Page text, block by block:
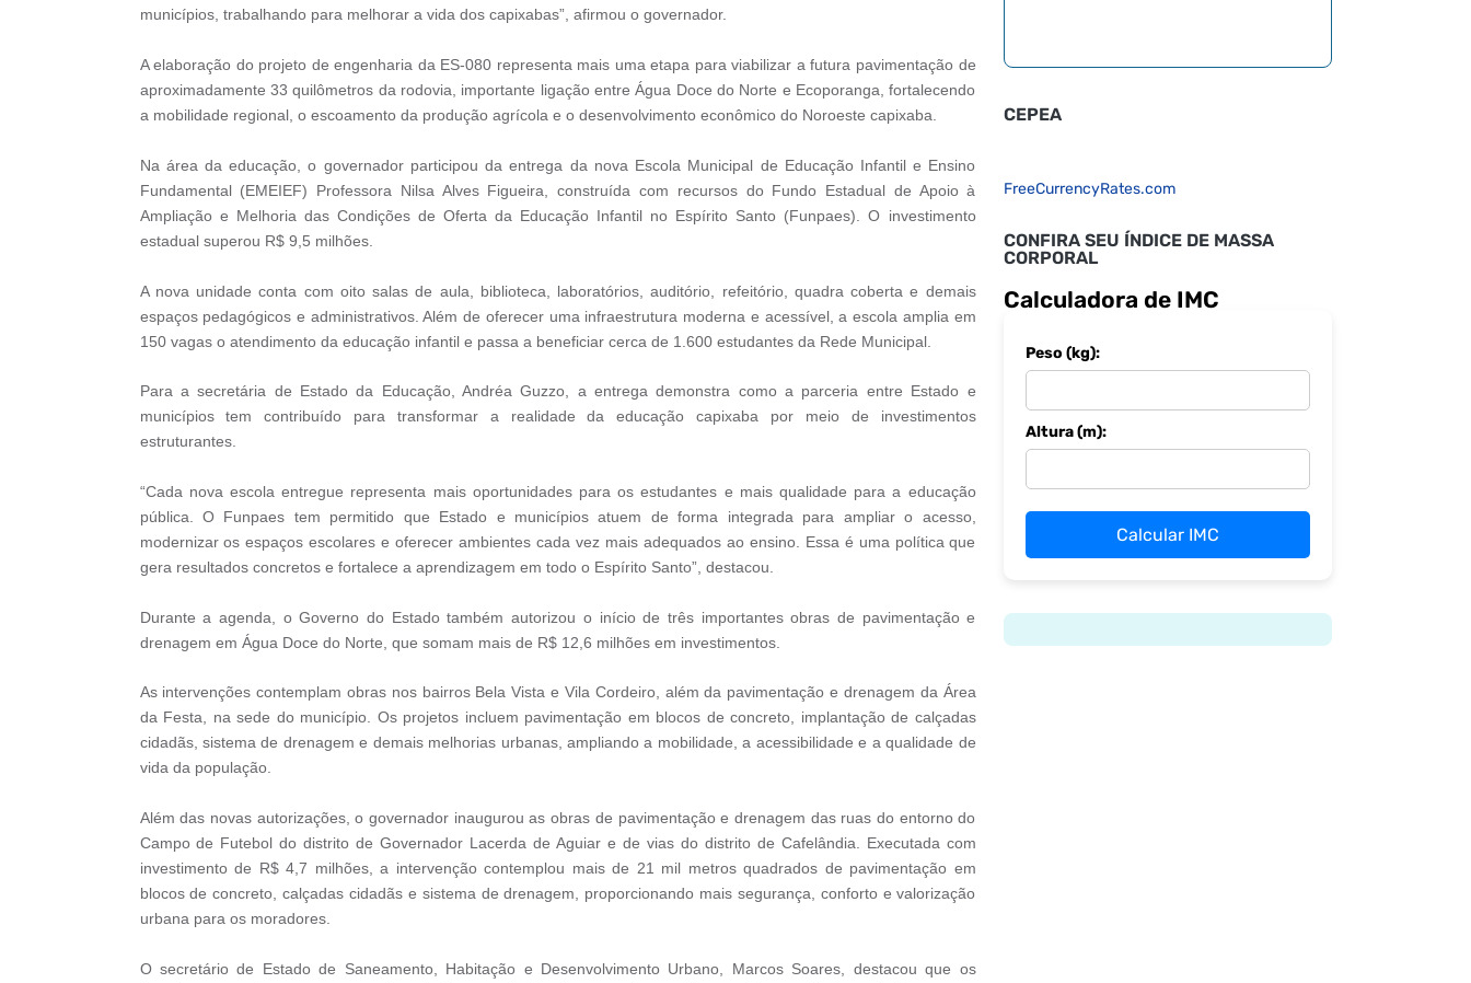
municípios, trabalhando para melhorar a vida dos capixabas”, afirmou o governador.
A elaboração do projeto de engenharia da ES-080 representa mais uma etapa para viabilizar a futura pavimentação de
aproximadamente 33 quilômetros da rodovia, importante ligação entre Água Doce do Norte e Ecoporanga, fortalecendo
a mobilidade regional, o escoamento da produção agrícola e o desenvolvimento econômico do Noroeste capixaba.
Na área da educação, o governador participou da entrega da nova Escola Municipal de Educação Infantil e Ensino
Fundamental (EMEIEF) Professora Nilsa Alves Figueira, construída com recursos do Fundo Estadual de Apoio à
Ampliação e Melhoria das Condições de Oferta da Educação Infantil no Espírito Santo (Funpaes). O investimento
estadual superou R$ 9,5 milhões.
A nova unidade conta com oito salas de aula, biblioteca, laboratórios, auditório, refeitório, quadra coberta e demais
espaços pedagógicos e administrativos. Além de oferecer uma infraestrutura moderna e acessível, a escola amplia em
150 vagas o atendimento da educação infantil e passa a beneficiar cerca de 1.600 estudantes da Rede Municipal.
Para a secretária de Estado da Educação, Andréa Guzzo, a entrega demonstra como a parceria entre Estado e
municípios tem contribuído para transformar a realidade da educação capixaba por meio de investimentos
estruturantes.
“Cada nova escola entregue representa mais oportunidades para os estudantes e mais qualidade para a educação
pública. O Funpaes tem permitido que Estado e municípios atuem de forma integrada para ampliar o acesso,
modernizar os espaços escolares e oferecer ambientes cada vez mais adequados ao ensino. Essa é uma política que
gera resultados concretos e fortalece a aprendizagem em todo o Espírito Santo”, destacou.
Durante a agenda, o Governo do Estado também autorizou o início de três importantes obras de pavimentação e
drenagem em Água Doce do Norte, que somam mais de R$ 12,6 milhões em investimentos.
As intervenções contemplam obras nos bairros Bela Vista e Vila Cordeiro, além da pavimentação e drenagem da Área
da Festa, na sede do município. Os projetos incluem pavimentação em blocos de concreto, implantação de calçadas
cidadãs, sistema de drenagem e demais melhorias urbanas, ampliando a mobilidade, a acessibilidade e a qualidade de
vida da população.
Além das novas autorizações, o governador inaugurou as obras de pavimentação e drenagem das ruas do entorno do
Campo de Futebol do distrito de Governador Lacerda de Aguiar e de vias do distrito de Cafelândia. Executada com
investimento de R$ 4,7 milhões, a intervenção contemplou mais de 21 mil metros quadrados de pavimentação em
blocos de concreto, calçadas cidadãs e sistema de drenagem, proporcionando mais segurança, conforto e valorização
urbana para os moradores.
O secretário de Estado de Saneamento, Habitação e Desenvolvimento Urbano, Marcos Soares, destacou que os
CEPEA
FreeCurrencyRates.com
CONFIRA SEU ÍNDICE DE MASSA
CORPORAL
Calculadora de IMC
Peso (kg):
Altura (m):
Calcular IMC